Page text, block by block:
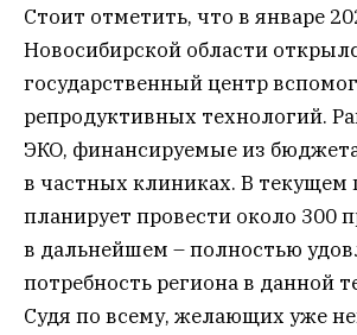
Стоит отметить, что в январе
Новосибирской области
государственный центр
репродуктивных технологий.
ЭКО, финансируемые из
в частных клиниках. В текущем
планирует провести около 300
в дальнейшем – полностью
потребность региона в данной
Судя по всему, желающих уже